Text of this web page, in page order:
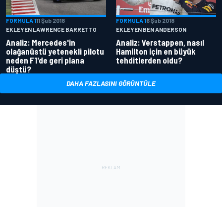
FORMULA 111 Şub 2018
EKLEYEN LAWRENCE BARRETTO
Analiz: Mercedes'in
olağanüstü yetenekli pilotu
neden F1'de geri plana
düştü?
FORMULA 16 Şub 2018
EKLEYEN BEN ANDERSON
Analiz: Verstappen, nasıl
Hamilton için en büyük
tehditlerden oldu?
DAHA FAZLASINI GÖRÜNTÜLE